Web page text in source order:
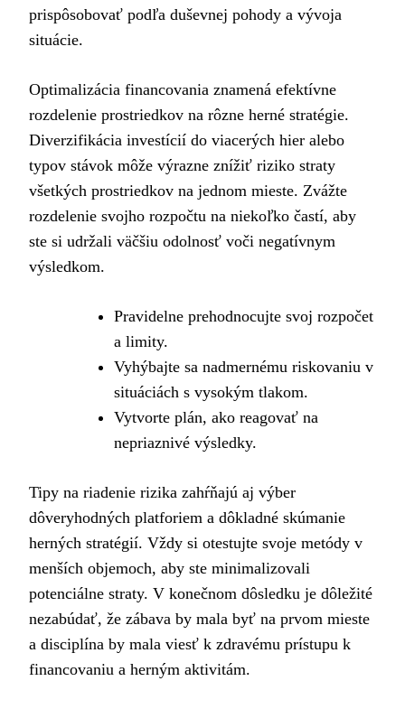
prispôsobovať podľa duševnej pohody a vývoja
situácie.
Optimalizácia financovania znamená efektívne
rozdelenie prostriedkov na rôzne herné stratégie.
Diverzifikácia investícií do viacerých hier alebo
typov stávok môže výrazne znížiť riziko straty
všetkých prostriedkov na jednom mieste. Zvážte
rozdelenie svojho rozpočtu na niekoľko častí, aby
ste si udržali väčšiu odolnosť voči negatívnym
výsledkom.
Pravidelne prehodnocujte svoj rozpočet
a limity.
Vyhýbajte sa nadmernému riskovaniu v
situáciách s vysokým tlakom.
Vytvorte plán, ako reagovať na
nepriaznivé výsledky.
Tipy na riadenie rizika zahŕňajú aj výber
dôveryhodných platforiem a dôkladné skúmanie
herných stratégií. Vždy si otestujte svoje metódy v
menších objemoch, aby ste minimalizovali
potenciálne straty. V konečnom dôsledku je dôležité
nezabúdať, že zábava by mala byť na prvom mieste
a disciplína by mala viesť k zdravému prístupu k
financovaniu a herným aktivitám.